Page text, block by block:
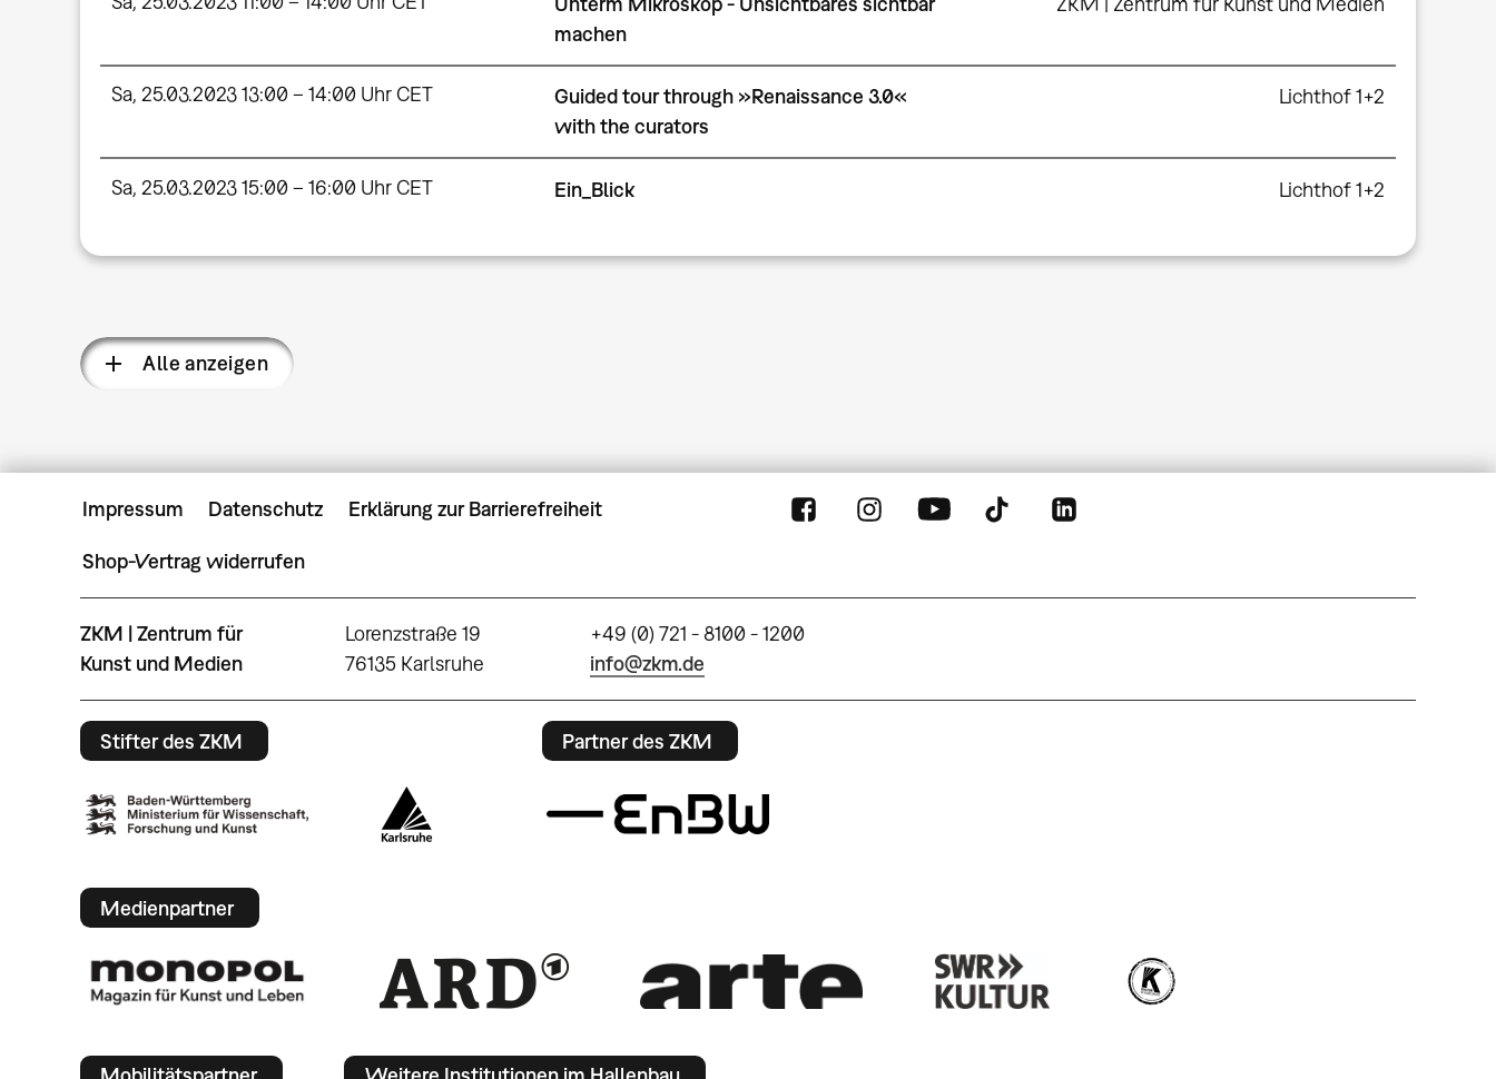
machen
Sa, 25.03.2023 13:00 – 14:00 Uhr CET
Guided tour through »Renaissance 3.0«
with the curators
Lichthof 1+2
Sa, 25.03.2023 15:00 – 16:00 Uhr CET Ein_Blick Lichthof 1+2
Alle anzeigen
Impressum Datenschutz Erklärung zur Barrierefreiheit
Shop-Vertrag widerrufen
ZKM | Zentrum für
Kunst und Medien
Lorenzstraße 19
76135 Karlsruhe
+49 (0) 721 - 8100 - 1200
info@zkm.de
Stifter des ZKM Partner des ZKM
Medienpartner